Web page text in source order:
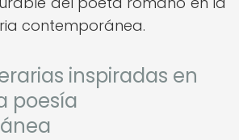
contemporánea.
inspiradas en
poesía